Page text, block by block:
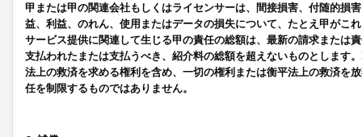
甲または甲の関連会社もしくはライセンサーは、間接損害、付随的損
益、利益、のれん、使用またはデータの損失について、たとえ甲がこ
サービス提供に関連して生じる甲の責任の総額は、最新の請求または
支払われたまたは支払うべき、紹介料の総額を超えないものとします
法上の救済を求める権利を含め、一切の権利または衡平法上の救済を
任を制限するものではありません。